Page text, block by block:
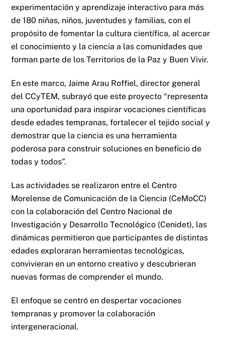
experimentación y aprendizaje interactivo para más
de 180 niñas, niños, juventudes y familias, con el
propósito de fomentar la cultura científica, al acercar
el conocimiento y la ciencia a las comunidades que
forman parte de los Territorios de la Paz y Buen Vivir.
En este marco, Jaime Arau Roffiel, director general
del CCyTEM, subrayó que este proyecto “representa
una oportunidad para inspirar vocaciones científicas
desde edades tempranas, fortalecer el tejido social y
demostrar que la ciencia es una herramienta
poderosa para construir soluciones en beneficio de
todas y todos”.
Las actividades se realizaron entre el Centro
Morelense de Comunicación de la Ciencia (CeMoCC)
con la colaboración del Centro Nacional de
Investigación y Desarrollo Tecnológico (Cenidet), las
dinámicas permitieron que participantes de distintas
edades exploraran herramientas tecnológicas,
convivieran en un entorno creativo y descubrieran
nuevas formas de comprender el mundo.
El enfoque se centró en despertar vocaciones
tempranas y promover la colaboración
intergeneracional.